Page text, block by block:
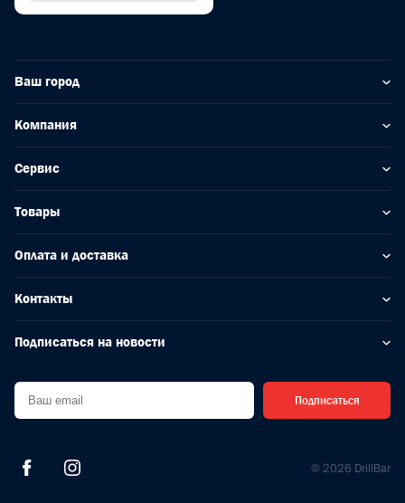
Ваш город
Компания
Сервис
Товары
Оплата и доставка
Контакты
Подписаться на новости
Подписаться
© 2026 DrillBar